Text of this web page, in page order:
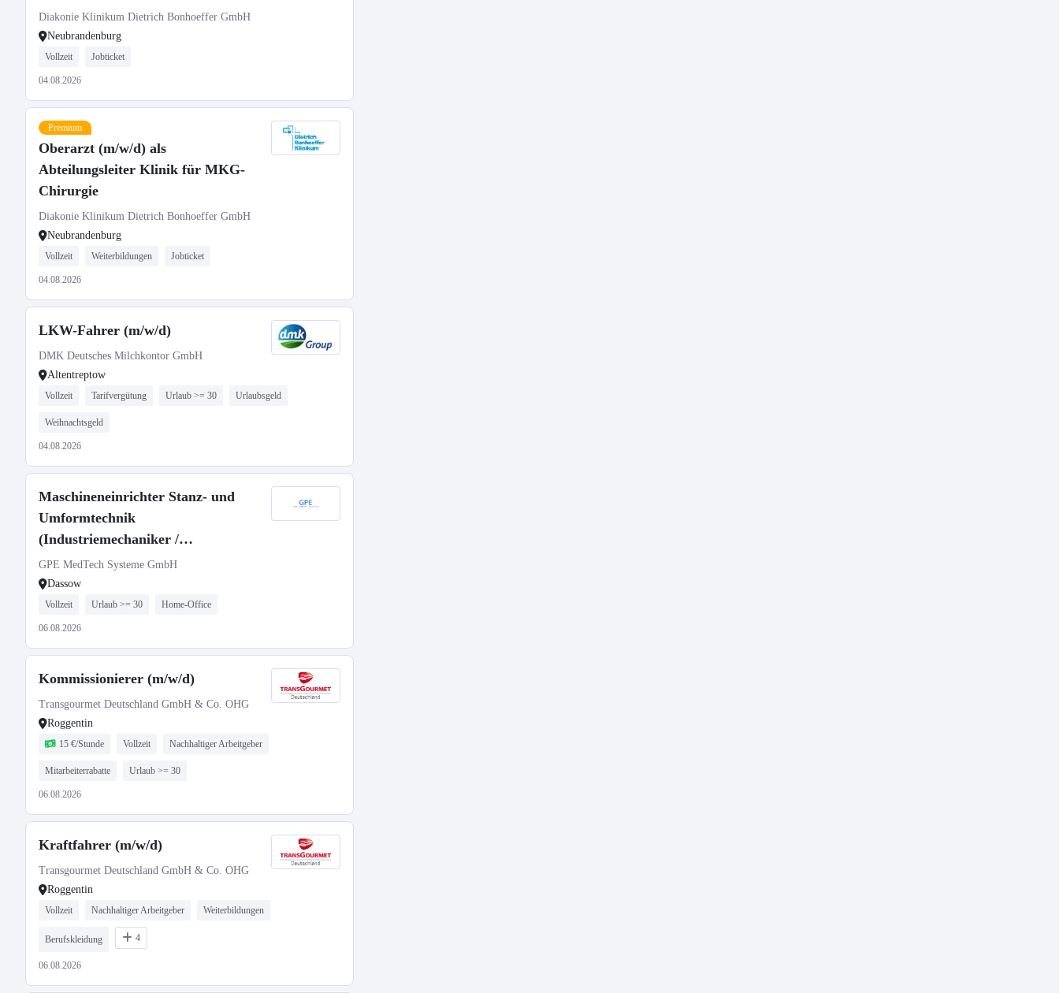
Diakonie Klinikum Dietrich Bonhoeffer GmbH
Neubrandenburg
Vollzeit Jobticket
04.08.2026
Premium
Oberarzt (m/w/d) als
Abteilungsleiter Klinik für MKG-
Chirurgie
Diakonie Klinikum Dietrich Bonhoeffer GmbH
Neubrandenburg
Vollzeit Weiterbildungen Jobticket
04.08.2026
LKW-Fahrer (m/w/d)
DMK Deutsches Milchkontor GmbH
Altentreptow
Vollzeit Tarifvergütung Urlaub >= 30 Urlaubsgeld
Weihnachtsgeld
04.08.2026
Maschineneinrichter Stanz- und
Umformtechnik
(Industriemechaniker /
Werkzeugmechaniker /
Konstruktionsmechaniker o.Ä.)
(m/w/d)
GPE MedTech Systeme GmbH
Dassow
Vollzeit Urlaub >= 30 Home-Office
06.08.2026
Kommissionierer (m/w/d)
Transgourmet Deutschland GmbH & Co. OHG
Roggentin
15 €/Stunde Vollzeit Nachhaltiger Arbeitgeber
Mitarbeiterrabatte Urlaub >= 30
06.08.2026
Kraftfahrer (m/w/d)
Transgourmet Deutschland GmbH & Co. OHG
Roggentin
Vollzeit Nachhaltiger Arbeitgeber Weiterbildungen
Berufskleidung 4
06.08.2026